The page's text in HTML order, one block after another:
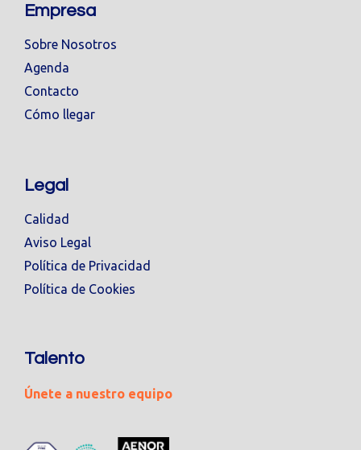
Empresa
Sobre Nosotros
Agenda
Contacto
Cómo llegar
Legal
Calidad
Aviso Legal
Política de Privacidad
Política de Cookies
Talento
Únete a nuestro equipo